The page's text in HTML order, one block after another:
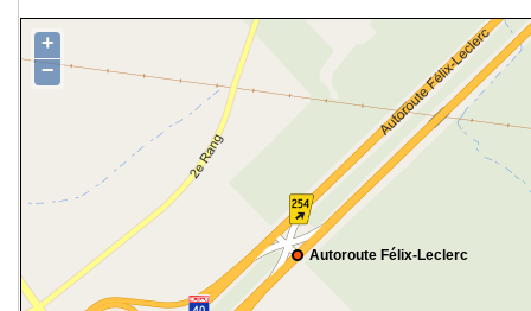
Autoroute Félix-Leclerc
+
−